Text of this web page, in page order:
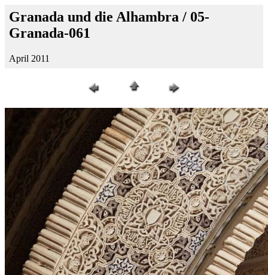
Granada und die Alhambra / 05-
Granada-061
April 2011